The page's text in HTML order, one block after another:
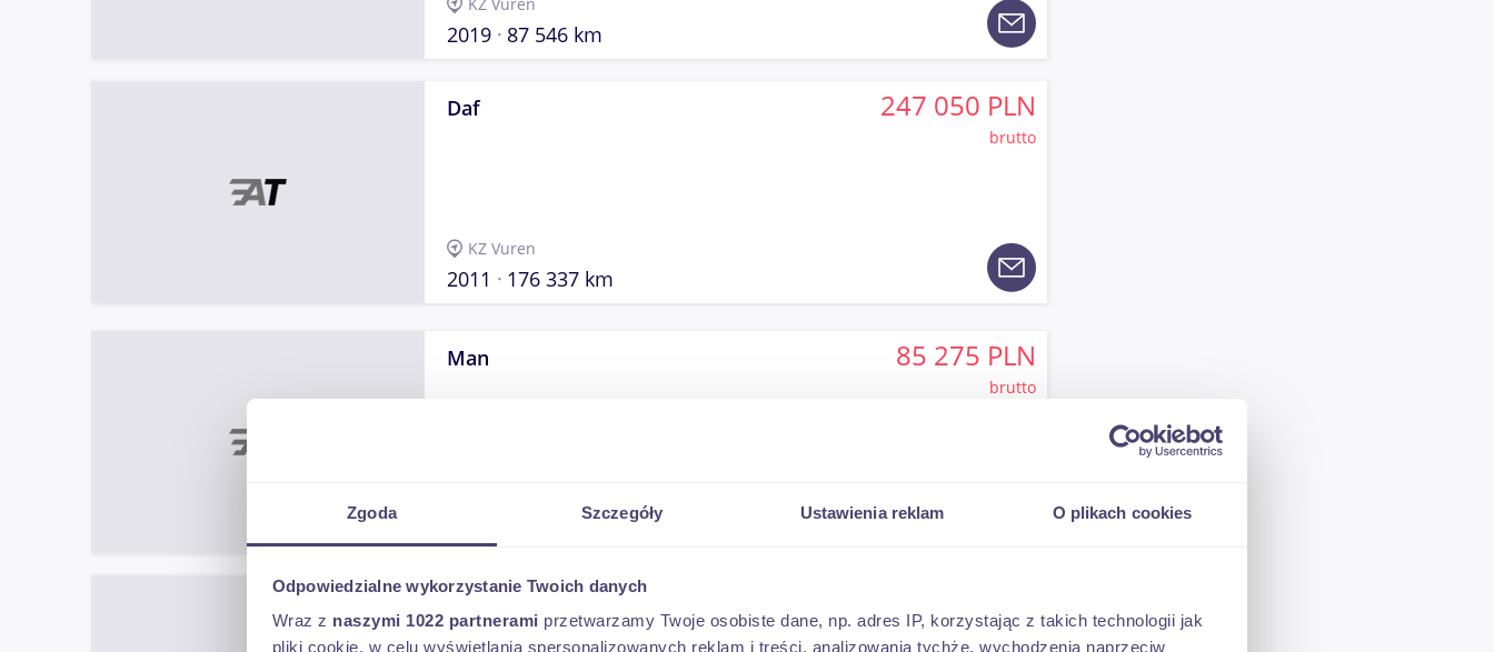
Zgoda Szczegóły Ustawienia reklam O plikach cookies
Odpowiedzialne wykorzystanie Twoich danych
Wraz z naszymi 1022 partnerami przetwarzamy Twoje osobiste dane, np. adres IP, korzystając z takich technologii jak
pliki cookie, w celu wyświetlania spersonalizowanych reklam i treści, analizowania tychże, wychodzenia naprzeciw
2019 87 546 km
Daf 247 050 PLN
brutto
KZ Vuren
2011 176 337 km
Man 85 275 PLN
brutto
Man
brutto